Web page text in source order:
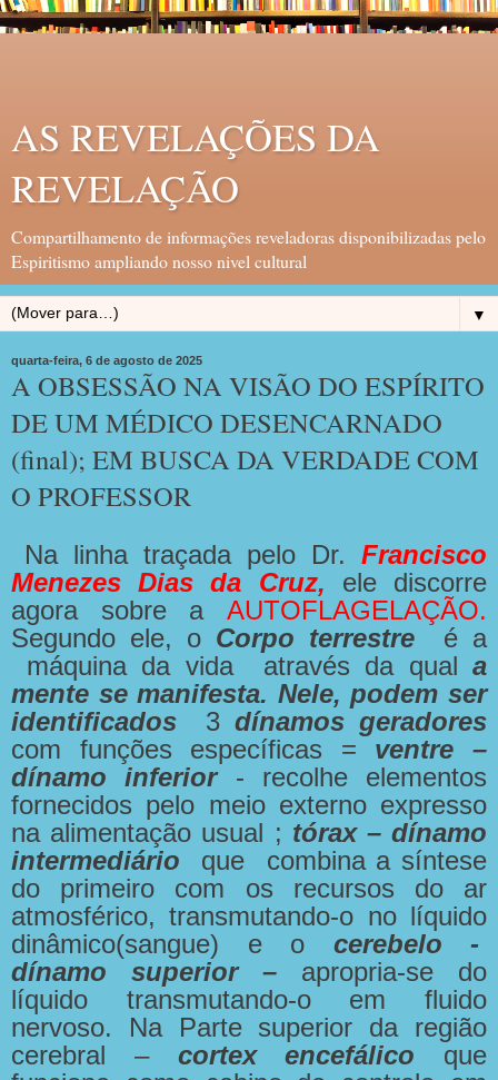
AS REVELAÇÕES DA
REVELAÇÃO
Compartilhamento de informações reveladoras disponibilizadas pelo
Espiritismo ampliando nosso nivel cultural
▼
quarta-feira, 6 de agosto de 2025
A OBSESSÃO NA VISÃO DO ESPÍRITO
DE UM MÉDICO DESENCARNADO
(final); EM BUSCA DA VERDADE COM
O PROFESSOR
Na linha traçada pelo Dr. Francisco
Menezes Dias da Cruz, ele discorre
agora sobre a AUTOFLAGELAÇÃO.
Segundo ele, o Corpo terrestre
é a
máquina da vida através da qual a
mente se manifesta. Nele, podem ser
identificados 3 dínamos geradores
com funções específicas = ventre –
dínamo inferior - recolhe elementos
fornecidos pelo meio externo expresso
na alimentação usual ; tórax – dínamo
intermediário que combina a síntese
do primeiro com os recursos do ar
atmosférico, transmutando-o no líquido
dinâmico(sangue) e o cerebelo -
dínamo superior – apropria-se do
líquido transmutando-o em fluido
nervoso. Na Parte superior da região
cerebral – cortex encefálico que